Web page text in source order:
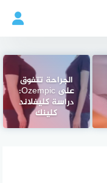
الجراحة تتفوق
على Ozempic:
دراسة كليفلاند
كلينك